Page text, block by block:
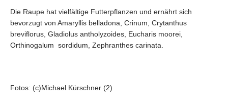
Die Raupe hat vielfältige Futterpflanzen und ernährt sich
bevorzugt von Amaryllis belladona, Crinum, Crytanthus
breviflorus, Gladiolus antholyzoides, Eucharis moorei,
Orthinogalum sordidum, Zephranthes carinata.
Fotos: (c)Michael Kürschner (2)